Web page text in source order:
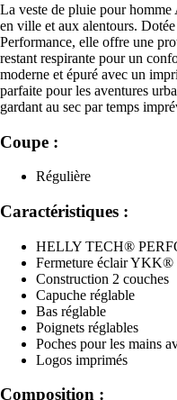
La veste de pluie pour homme
en ville et aux alentours.
Performance, elle offre une
restant respirante pour un
moderne et épuré avec un
parfaite pour les aventures
gardant au sec par temps
Coupe :
Régulière
Caractéristiques :
HELLY TECH®
Fermeture éclair YKK®
Construction 2 couches
Capuche réglable
Bas réglable
Poignets réglables
Poches pour les mains
Logos imprimés
Composition :